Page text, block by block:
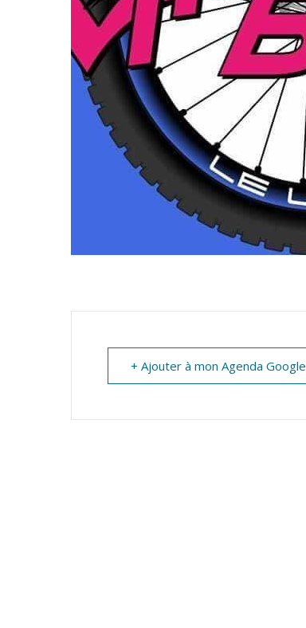
+ Ajouter à mon Agenda Google